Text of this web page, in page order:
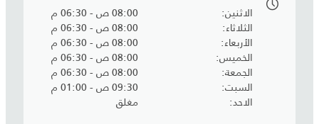
الاثنين
08:00 ص - 06:30 م
الثلاثاء
08:00 ص - 06:30 م
الأربعاء
08:00 ص - 06:30 م
الخميس
08:00 ص - 06:30 م
الجمعة
08:00 ص - 06:30 م
السبت
09:30 ص - 01:00 م
الاحد
مغلق